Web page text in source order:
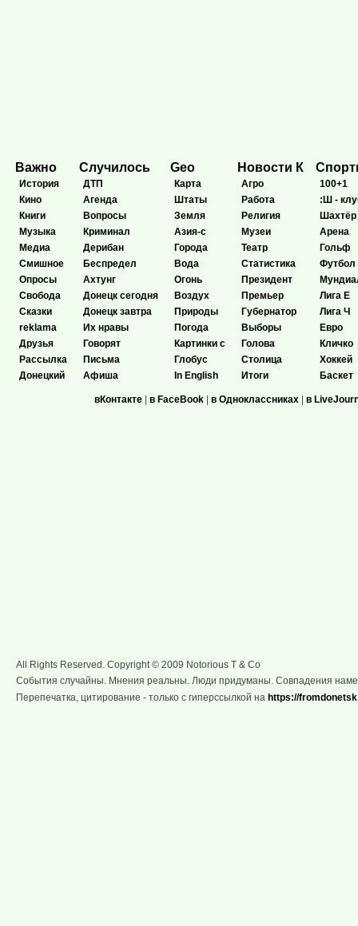
Важно
История
Кино
Книги
Музыка
Медиа
Смишное
Опросы
Свобода
Сказки
reklama
Друзья
Рассылка
Донецкий
Случилось
ДТП
Агенда
Вопросы
Криминал
Дерибан
Беспредел
Ахтунг
Донецк сегодня
Донецк завтра
Их нравы
Говорят
Письма
Афиша
Geo
Карта
Штаты
Земля
Азия-с
Города
Вода
Огонь
Воздух
Природы
Погода
Картинки с
Глобус
In English
Новости К
Агро
Работа
Религия
Музеи
Театр
Статистика
Президент
Премьер
Губернатор
Выборы
Голова
Столица
Итоги
100+1
:Ш -
Шахтёр
Арена
Гольф
Футбол
Лига Е
Лига Ч
Евро
Кличко
Хоккей
Баскет
вКонтакте | в FaceBook | в Одноклассниках | в
All Rights Reserved. Copyright © 2009 Notorious T & Co
События случайны. Мнения реальны. Люди придуманы. Совпадения
Перепечатка, цитирование - только с гиперссылкой на https://